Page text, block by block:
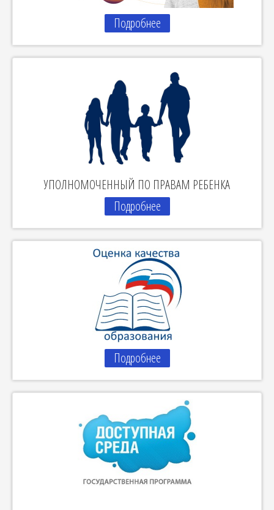
Подробнее
УПОЛНОМОЧЕННЫЙ ПО ПРАВАМ РЕБЕНКА
Подробнее
Подробнее